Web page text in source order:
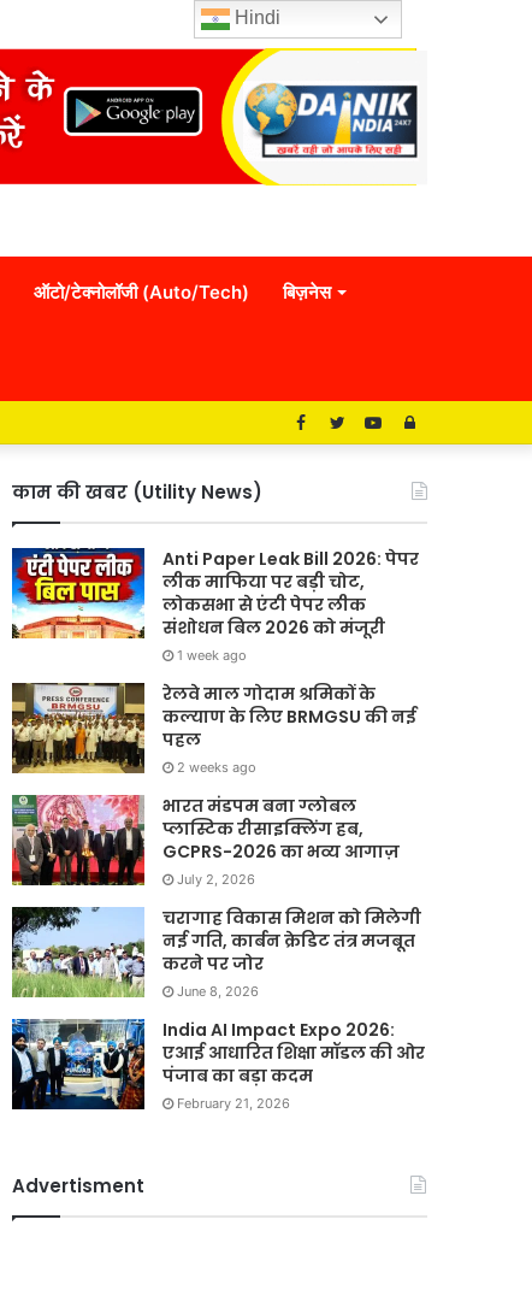
ऑटो/टेक्नोलॉजी (Auto/Tech) बिज़नेस
Log
YouTube
Twitter
Facebook
काम की खबर (Utility News)
Anti Paper Leak Bill 2026: पेपर
लीक माफिया पर बड़ी चोट,
लोकसभा से एंटी पेपर लीक
संशोधन बिल 2026 को मंजूरी
1 week ago
रेलवे माल गोदाम श्रमिकों के
कल्याण के लिए BRMGSU की नई
पहल
2 weeks ago
भारत मंडपम बना ग्लोबल
प्लास्टिक रीसाइक्लिंग हब,
GCPRS-2026 का भव्य आगाज़
July 2, 2026
चरागाह विकास मिशन को मिलेगी
नई गति, कार्बन क्रेडिट तंत्र मजबूत
करने पर जोर
June 8, 2026
India AI Impact Expo 2026:
एआई आधारित शिक्षा मॉडल की ओर
पंजाब का बड़ा कदम
February 21, 2026
Advertisment
Hindi